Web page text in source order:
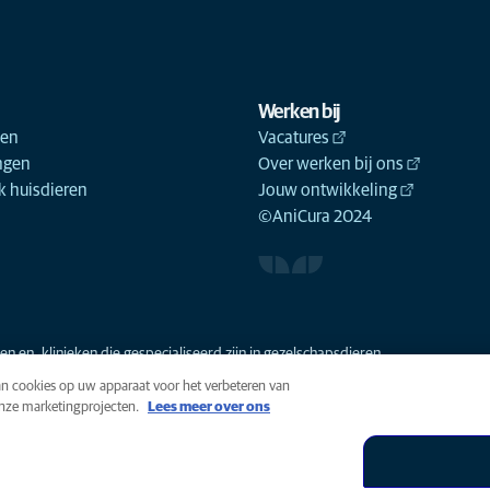
huisdieren
Werken bij
Vacatures
Over werken bij ons
Jouw ontwikkeling
©AniCura 2024
en -klinieken die gespecialiseerd zijn in gezelschapsdieren.
AniCura
cookies op uw apparaat voor het verbeteren van
marketingprojecten.
Lees meer over ons